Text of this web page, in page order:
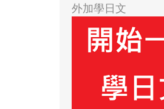
外加學日文